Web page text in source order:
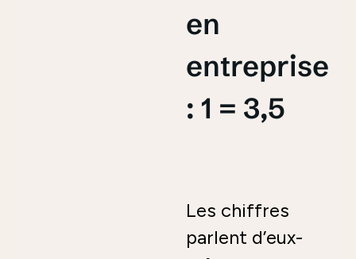
en
entreprise
: 1 = 3,5
Les chiffres
parlent d’eux-